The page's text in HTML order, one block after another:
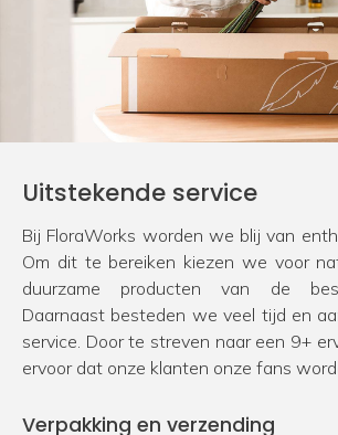
Uitstekende service
Bij FloraWorks worden we blij van
Om dit te bereiken kiezen we voor
duurzame producten van de
Daarnaast besteden we veel tijd en
service. Door te streven naar een 9+
ervoor dat onze klanten onze fans
Verpakking en verzending